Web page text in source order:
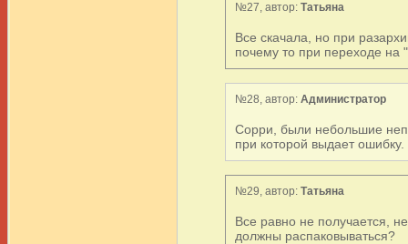
№27, автор: Татьяна
Все скачала, но при
почему то при переходе на
№28, автор: Администратор
Сорри, были небольшие
при которой выдает ошибку.
№29, автор: Татьяна
Все равно не получается,
должны распаковываться?